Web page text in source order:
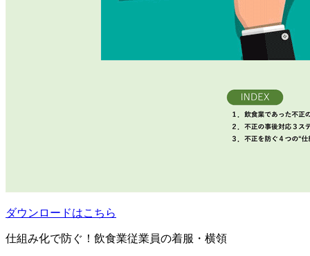
ダウンロードはこちら
仕組み化で防ぐ！飲食業従業員の着服・横領